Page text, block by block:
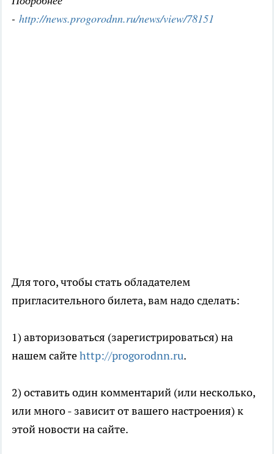
- http://news.progorodnn.ru/news/view/78151
Для того, чтобы стать обладателем
пригласительного билета, вам надо сделать:
1) авторизоваться (зарегистрироваться) на
нашем сайтеhttp://progorodnn.ru.
2) оставить один комментарий (или несколько,
или много - зависит от вашего настроения) к
этой новости на сайте.